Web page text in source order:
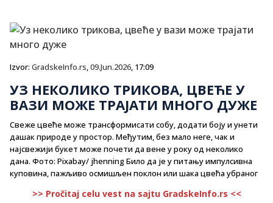
Izvor: GradskeInfo.rs,09.Jun.2026, 17:09
УЗ НЕКОЛИКО ТРИКОВА, ЦВЕЋЕ У
ВАЗИ МОЖЕ ТРАЈАТИ МНОГО ДУЖЕ
Свеже цвеће може трансформисати собу, додати боју и унети
дашак природе у простор. Међутим, без мало неге, чак и
најсвежији букет може почети да вене у року од неколико
дана. Фото: Pixabay/ jhenning Било да је у питању импулсивна
куповина, пажљиво осмишљен поклон или шака цвећа убраног
>> Pročitaj celu vest na sajtu GradskeInfo.rs <<